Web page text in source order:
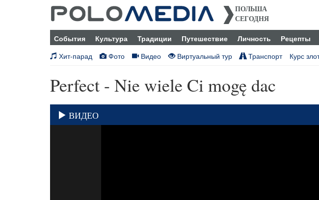
ПОЛЬША
СЕГОДНЯ
События Культура Традиции Путешествие Личность Рецепты
Хит-парад
Фото Видео Виртуальный тур Транспорт Курс
Perfect - Nie wiele Ci mogę dac
ВИДЕО